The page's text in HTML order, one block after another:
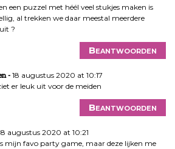
een puzzel met héél veel stukjes maken is
al trekken we daar meestal meerdere
?
Beantwoorden
18 augustus 2020 at 10:17
er leuk uit voor de meiden
Beantwoorden
augustus 2020 at 10:21
mijn favo party game, maar deze lijken me